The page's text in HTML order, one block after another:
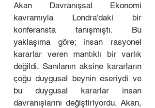
Akan Davranışsal Ekonomi
kavramıyla Londra’daki bir
konferansta tanışmıştı. Bu
yaklaşıma göre; insan rasyonel
kararlar veren mantıklı bir varlık
değildi. Sanılanın aksine kararların
çoğu duygusal beynin eseriydi ve
bu duygusal kararlar insan
davranışlarını değiştiriyordu. Akan,